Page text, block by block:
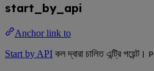
start_by_api
Anchor link to
Start by API কল দ্বারা চালিত এন্ট্রি পয়েন্ট।